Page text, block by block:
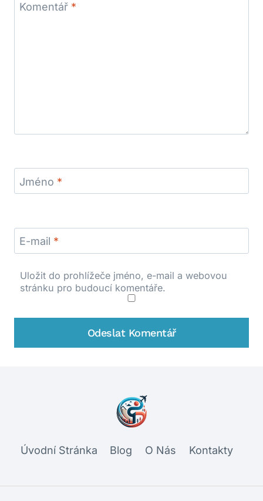
Komentář *
Jméno *
E-mail *
Uložit do prohlížeče jméno, e-mail a webovou
stránku pro budoucí komentáře.
Úvodní Stránka Blog O Nás Kontakty